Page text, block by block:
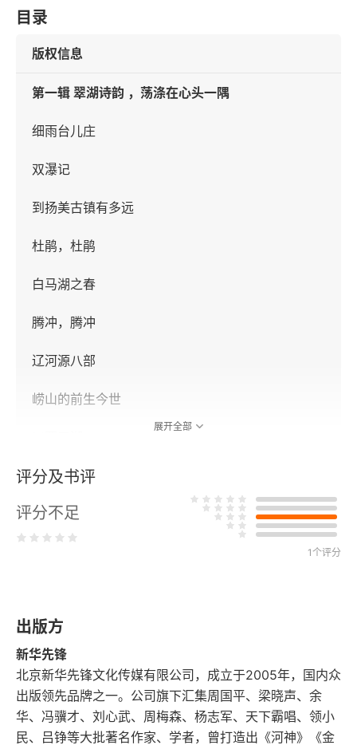
目录
版权信息
第一辑 翠湖诗韵 ，荡涤在心头一隅
细雨台儿庄
双瀑记
到扬美古镇有多远
杜鹃，杜鹃
白马湖之春
腾冲，腾冲
辽河源八部
崂山的前生今世
廿八都老街
翠湖诗韵
在历下古城穿街走巷
大观园看《秋海棠》
剑门古道
第二辑 北大荒·致青春
展开全部
评分及书评
评分不足
1个评分
出版方
新华先锋
北京新华先锋文化传媒有限公司，成立于2005年，国内众
出版领先品牌之一。公司旗下汇集周国平、梁晓声、余
华、冯骥才、刘心武、周梅森、杨志军、天下霸唱、领小
民、吕铮等大批著名作家、学者，曾打造出《河神》《金